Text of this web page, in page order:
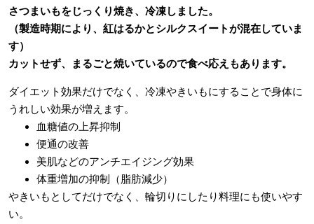
さつまいもをじっくり焼き、冷凍しました。
（製造時期により、紅はるかとシルクスイートが混在していま
す）
カットせず、まるごと焼いているので食べ応えもあります。
ダイエット効果だけでなく、冷凍やきいもにすることで身体に
うれしい効果が増えます。
血糖値の上昇抑制
便通の改善
美肌などのアンチエイジング効果
体重増加の抑制（脂肪減少）
やきいもとしてだけでなく、輪切りにしたり料理にも使いやす
い。